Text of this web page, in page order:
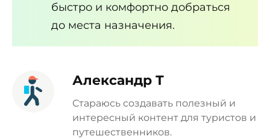
быстро и комфортно добраться
до места назначения.
Александр Т
Стараюсь создавать полезный и
интересный контент для туристов и
путешественников.